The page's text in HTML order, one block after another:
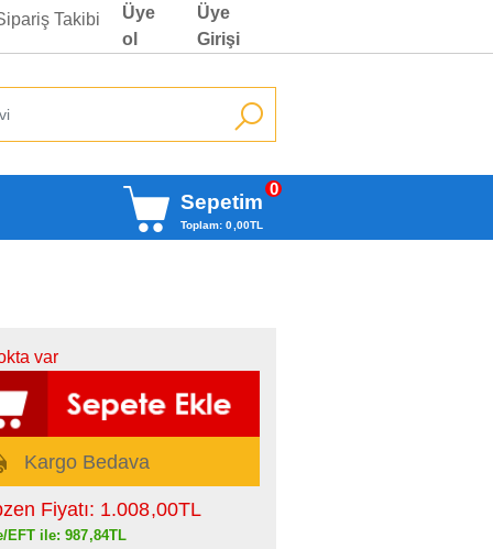
Takibi
Üye
ol
Üye
Girişi
Sepetim
Toplam: 0 ,00TL
0
var
Kargo Bedava
Fiyatı: 1.008,00TL
EFT ile: 987,84TL